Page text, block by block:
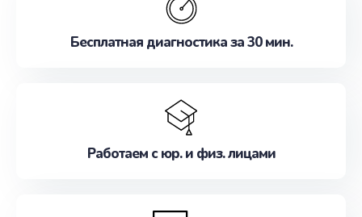
Бесплатная диагностика за 30 мин.
Работаем с юр. и физ. лицами